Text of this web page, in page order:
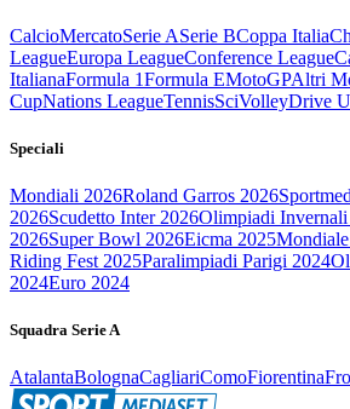
CalcioMercatoSerie ASerie BCoppa Italia
LeagueEuropa LeagueConference League
ItalianaFormula 1Formula EMotoGPAltri
CupNations LeagueTennisSciVolleyDrive
Speciali
Mondiali 2026Roland Garros 2026
2026Scudetto Inter 2026Olimpiadi
2026Super Bowl 2026Eicma 2025
Riding Fest 2025Paralimpiadi Parigi 2024
2024Euro 2024
Squadra Serie A
AtalantaBolognaCagliariComoFiorentina